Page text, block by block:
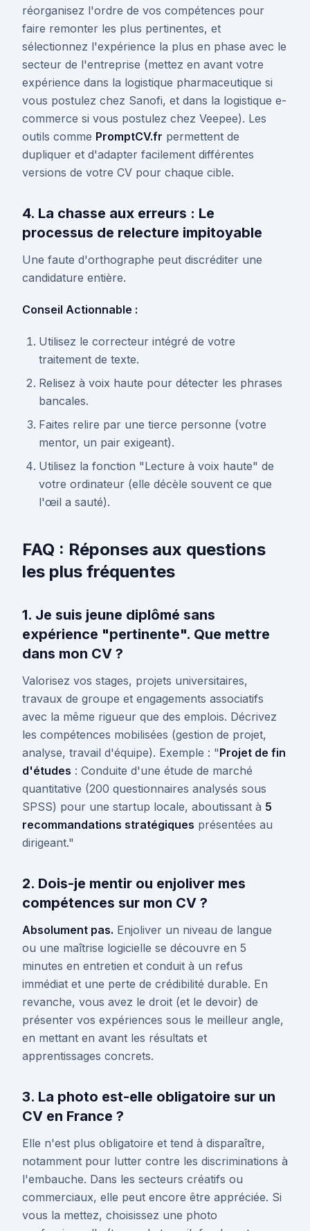
réorganisez l'ordre de vos compétences pour
faire remonter les plus pertinentes, et
sélectionnez l'expérience la plus en phase avec le
secteur de l'entreprise (mettez en avant votre
expérience dans la logistique pharmaceutique si
vous postulez chez Sanofi, et dans la logistique e-
commerce si vous postulez chez Veepee). Les
outils comme PromptCV.fr permettent de
dupliquer et d'adapter facilement différentes
versions de votre CV pour chaque cible.
4. La chasse aux erreurs : Le
processus de relecture impitoyable
Une faute d'orthographe peut discréditer une
candidature entière.
Conseil Actionnable :
Utilisez le correcteur intégré de votre
traitement de texte.
Relisez à voix haute pour détecter les phrases
bancales.
Faites relire par une tierce personne (votre
mentor, un pair exigeant).
Utilisez la fonction "Lecture à voix haute" de
votre ordinateur (elle décèle souvent ce que
l'œil a sauté).
FAQ : Réponses aux questions
les plus fréquentes
1. Je suis jeune diplômé sans
expérience "pertinente". Que mettre
dans mon CV ?
Valorisez vos stages, projets universitaires,
travaux de groupe et engagements associatifs
avec la même rigueur que des emplois. Décrivez
les compétences mobilisées (gestion de projet,
analyse, travail d'équipe). Exemple : "Projet de fin
d'études : Conduite d'une étude de marché
quantitative (200 questionnaires analysés sous
SPSS) pour une startup locale, aboutissant à 5
recommandations stratégiques présentées au
dirigeant."
2. Dois-je mentir ou enjoliver mes
compétences sur mon CV ?
Absolument pas. Enjoliver un niveau de langue
ou une maîtrise logicielle se découvre en 5
minutes en entretien et conduit à un refus
immédiat et une perte de crédibilité durable. En
revanche, vous avez le droit (et le devoir) de
présenter vos expériences sous le meilleur angle,
en mettant en avant les résultats et
apprentissages concrets.
3. La photo est-elle obligatoire sur un
CV en France ?
Elle n'est plus obligatoire et tend à disparaître,
notamment pour lutter contre les discriminations à
l'embauche. Dans les secteurs créatifs ou
commerciaux, elle peut encore être appréciée. Si
vous la mettez, choisissez une photo